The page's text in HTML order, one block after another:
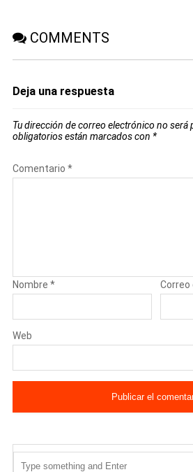
COMMENTS
Deja una respuesta
Tu dirección de correo electrónico no será
obligatorios están marcados con *
Comentario *
Nombre *
Web